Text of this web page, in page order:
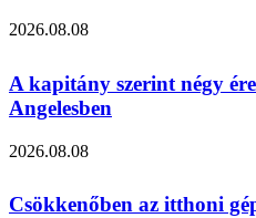
2026.08.08
A kapitány szerint négy
Angelesben
2026.08.08
Csökkenőben az itthoni